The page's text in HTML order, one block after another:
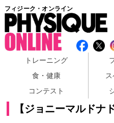
フィジーク・オンライン
トレーニング
食・健康
コンテスト
【ジョニーマルドナ